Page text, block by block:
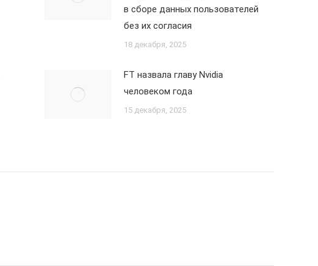
в сборе данных пользователей
без их согласия
18 декабря, 2025
FT назвала главу Nvidia
человеком года
15 декабря, 2025